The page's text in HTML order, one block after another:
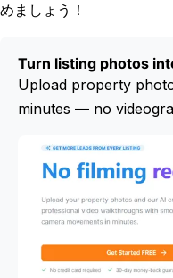
めましょう！
Turn listing photos
Upload property
minutes — no